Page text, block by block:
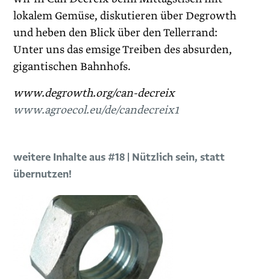
lokalem Gemüse, diskutieren über Degrowth
und heben den Blick über den Tellerrand:
Unter uns das emsige Treiben des absurden,
gigantischen Bahnhofs.
www.degrowth.org/can-decreix
www.agroecol.eu/de/candecreix1
weitere Inhalte aus #18 | Nützlich sein, statt
übernutzen!